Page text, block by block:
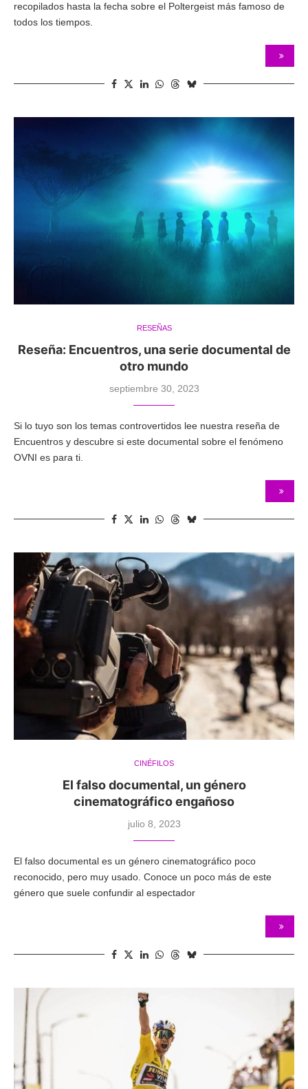
recopilados hasta la fecha sobre el Poltergeist más famoso de
todos los tiempos.
RESEÑAS
Reseña: Encuentros, una serie documental de
otro mundo
septiembre 30, 2023
Si lo tuyo son los temas controvertidos lee nuestra reseña de
Encuentros y descubre si este documental sobre el fenómeno
OVNI es para ti.
CINÉFILOS
El falso documental, un género
cinematográfico engañoso
julio 8, 2023
El falso documental es un género cinematográfico poco
reconocido, pero muy usado. Conoce un poco más de este
género que suele confundir al espectador